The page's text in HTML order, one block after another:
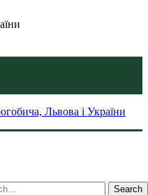
Львова і України